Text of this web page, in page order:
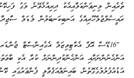
ތެރެއިން މިނިވަންކަމާއިއެކު ދިރިއުޅެވޭނެ މަގު
ރައީސުލްޖުމްހޫރިއްގެ އަނބިކަނބަލުން މެޑަމް
16″ޑޭސް އޮފް އެކްޓިވިޒަމް އެގެއިންސްޓް
އަންހެނުންނަށާއި އަންހެންކުދިންނަށް ކުރާ އެކި